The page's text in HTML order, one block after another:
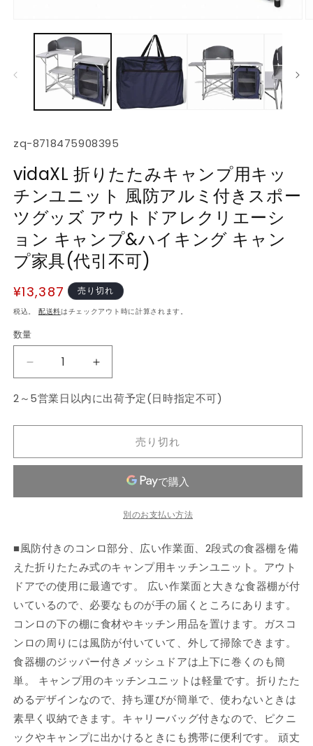
で
を
く
SKU:
zq-8718475908395
vidaXL 折りたたみキャンプ用キッ
チンユニット 風防アルミ付きスポー
ツグッズ アウトドアレクリエーシ
ョン キャンプ&ハイキング キャン
プ家具(代引不可)
通
常
格
¥13,387 売り切れ
税込。 配送料はチェックアウト時に計算されます。
数
数量
vidaXL
り
キ
ン
キ
ッ
チ
ン
ユ
ニ
ッ
ト
風
防
ア
ル
vidaXL
り
キ
ン
キ
ッ
チ
ン
ユ
ニ
ト
風
防
ア
ル
2～5営業日以内に出荷予定(日時指定不可)
売り切れ
別のお支払い方法
■風防付きのコンロ部分、広い作業面、2段式の食器棚を備
えた折りたたみ式のキャンプ用キッチンユニット。アウト
ドアでの使用に最適です。 広い作業面と大きな食器棚が付
いているので、必要なものが手の届くところにあります。
コンロの下の棚に食材やキッチン用品を置けます。ガスコ
ンロの周りには風防が付いていて、外して掃除できます。
食器棚のジッパー付きメッシュドアは上下に巻くのも簡
単。 キャンプ用のキッチンユニットは軽量です。折りたた
めるデザインなので、持ち運びが簡単で、使わないときは
素早く収納できます。キャリーバッグ付きなので、ピクニ
ックやキャンプに出かけるときにも携帯に便利です。 頑丈